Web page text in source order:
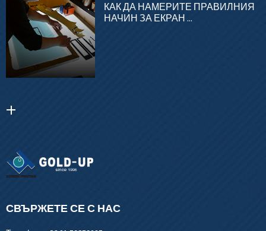
КАК ДА НАМЕРИТЕ ПРАВИЛНИЯ
НАЧИН ЗА ЕКРАН ...
СВЪРЖЕТЕ СЕ С НАС